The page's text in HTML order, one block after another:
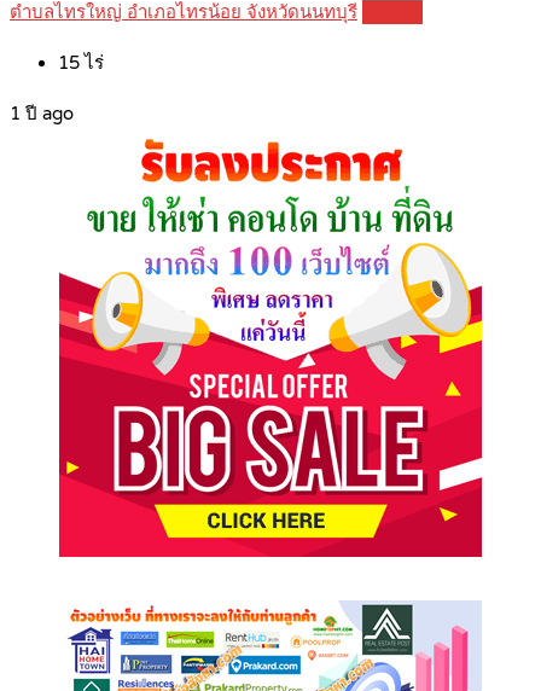
ตำบลไทรใหญ่ อำเภอไทรน้อย จังหวัดนนทบุรี
15ไร่
1 ปี ago